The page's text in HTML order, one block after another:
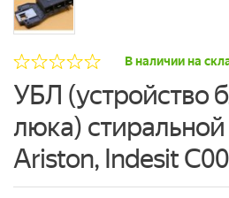
В наличии на
УБЛ (устройство
люка)
Ariston, Indesit